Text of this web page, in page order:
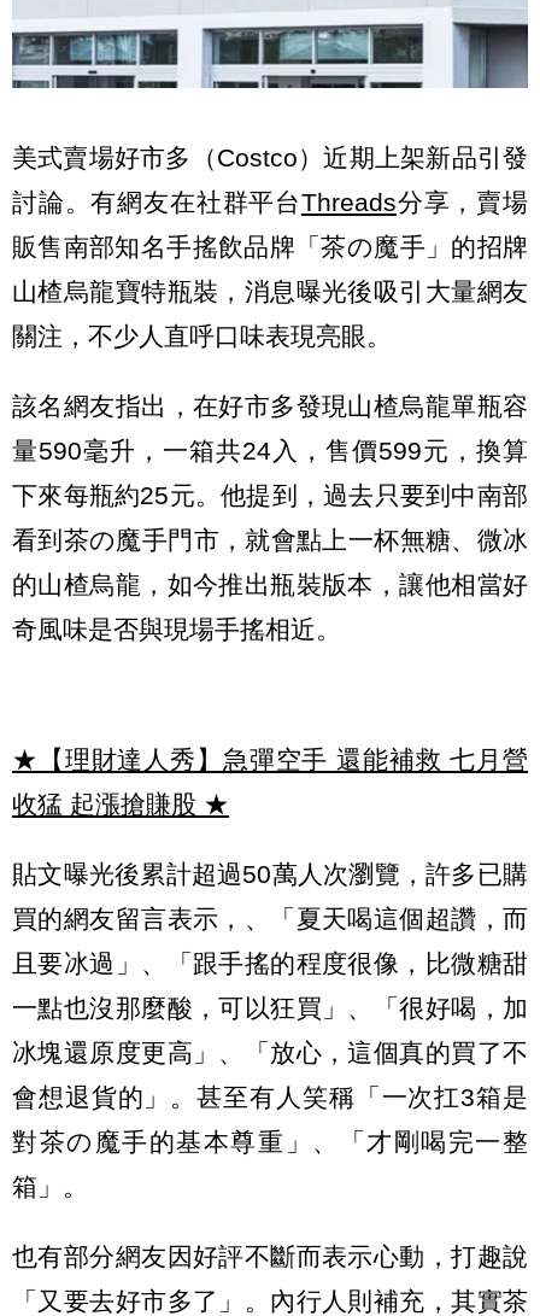
美式賣場好市多（Costco）近期上架新品引發
討論。有網友在社群平台Threads分享，賣場
販售南部知名手搖飲品牌「茶の魔手」的招牌
山楂烏龍寶特瓶裝，消息曝光後吸引大量網友
關注，不少人直呼口味表現亮眼。
該名網友指出，在好市多發現山楂烏龍單瓶容
量590毫升，一箱共24入，售價599元，換算
下來每瓶約25元。他提到，過去只要到中南部
看到茶の魔手門市，就會點上一杯無糖、微冰
的山楂烏龍，如今推出瓶裝版本，讓他相當好
奇風味是否與現場手搖相近。
★【理財達人秀】急彈空手 還能補救 七月營
收猛 起漲搶賺股 ★
貼文曝光後累計超過50萬人次瀏覽，許多已購
買的網友留言表示，、「夏天喝這個超讚，而
且要冰過」、「跟手搖的程度很像，比微糖甜
一點也沒那麼酸，可以狂買」、「很好喝，加
冰塊還原度更高」、「放心，這個真的買了不
會想退貨的」。甚至有人笑稱「一次扛3箱是
對茶の魔手的基本尊重」、「才剛喝完一整
箱」。
也有部分網友因好評不斷而表示心動，打趣說
「又要去好市多了」。內行人則補充，其實茶